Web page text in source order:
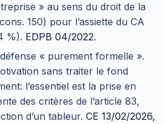
» au sens du droit de la
150) pour l’assiette du CA
%). EDPB 04/2022.
« purement formelle ».
sans traiter le fond
l’essentiel est la prise en
des critères de l’article 83,
d’un tableur. CE 13/02/2026,